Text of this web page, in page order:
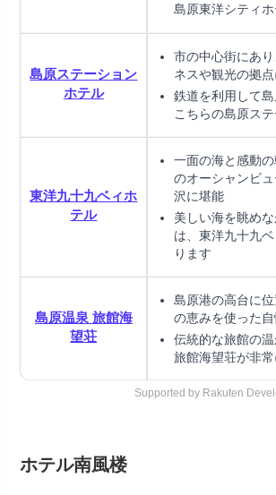
島原東洋シティ
島原ステーション
ホテル
市の中心街にあ
ネスや観光の拠点
鉄道を利用して
こちらの島原ス
東洋九十九ベィホ
テル
一面の海と感動
のオーシャンビ
沢に堪能
美しい海を眺め
は、東洋九十九
ります
島原温泉 旅館海
望荘
島原港の高台に
の恵みを使った
伝統的な旅館の
旅館海望荘が非
Supported by Rakuten
ホテル南風楼